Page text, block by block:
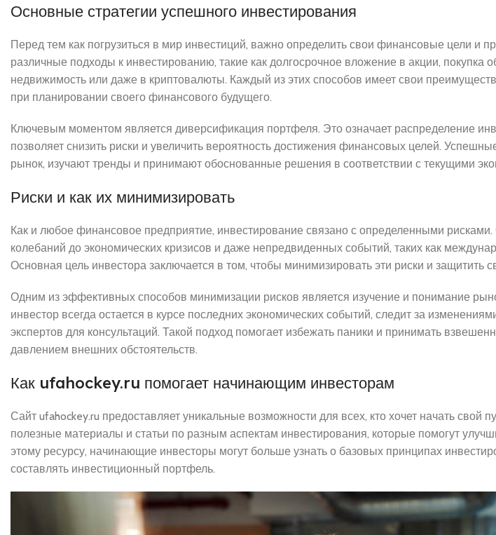
Основные стратегии успешного инвестирования
Перед тем как погрузиться в мир инвестиций, важно определить свои финансовые цели и
различные подходы к инвестированию, такие как долгосрочное вложение в акции, покупка
недвижимость или даже в криптовалюты. Каждый из этих способов имеет свои
при планировании своего финансового будущего.
Ключевым моментом является диверсификация портфеля. Это означает распределение
позволяет снизить риски и увеличить вероятность достижения финансовых целей.
рынок, изучают тренды и принимают обоснованные решения в соответствии с текущими
Риски и как их минимизировать
Как и любое финансовое предприятие, инвестирование связано с определенными
колебаний до экономических кризисов и даже непредвиденных событий, таких как
Основная цель инвестора заключается в том, чтобы минимизировать эти риски и защитить
Одним из эффективных способов минимизации рисков является изучение и понимание
инвестор всегда остается в курсе последних экономических событий, следит за
экспертов для консультаций. Такой подход помогает избежать паники и принимать
давлением внешних обстоятельств.
Как ufahockey.ru помогает начинающим инвесторам
Сайт ufahockey.ru предоставляет уникальные возможности для всех, кто хочет начать свой
полезные материалы и статьи по разным аспектам инвестирования, которые помогут
этому ресурсу, начинающие инвесторы могут больше узнать о базовых принципах
составлять инвестиционный портфель.